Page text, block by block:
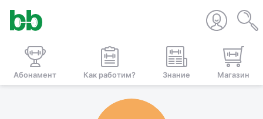
Абонамент Как работим? Знание Магазин